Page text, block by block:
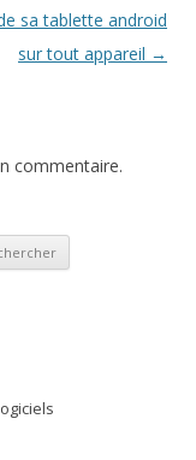
sa tablette android
sur tout appareil →
commentaire.